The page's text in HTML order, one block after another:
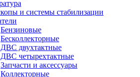
и системы стабилизации
Бензиновые
Бесколлекторные
ДВС двухтактные
ДВС четырехтактные
Запчасти и аксессуары
Коллекторные